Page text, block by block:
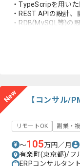
・TypeScripを用い
・REST APIの設計
・RDB(MySQL等)の
New 【コンサル/
リモートOK 副業・
〜105万円／月
有楽町(東京都)/フ
ERPコンサルタン